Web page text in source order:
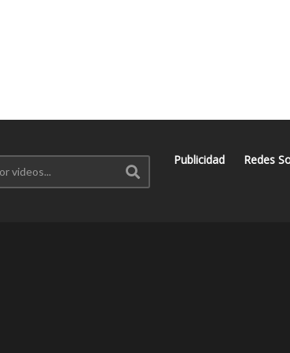
Publicidad Redes